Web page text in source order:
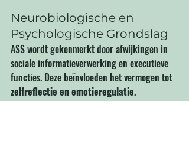
Neurobiologische en
Psychologische Grondslag
ASS wordt gekenmerkt door afwijkingen in
sociale informatieverwerking en executieve
functies. Deze beïnvloeden het vermogen tot
zelfreflectie en emotieregulatie.
Methodieken zoals Brainblocks en psycho-